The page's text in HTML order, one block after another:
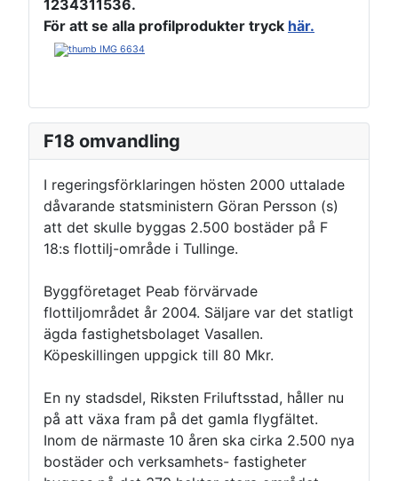
1234311536.
För att se alla profilprodukter tryck här.
F18 omvandling
I regeringsförklaringen hösten 2000 uttalade
dåvarande statsministern Göran Persson (s)
att det skulle byggas 2.500 bostäder på F
18:s flottilj-område i Tullinge.
Byggföretaget Peab förvärvade
flottiljområdet år 2004. Säljare var det statligt
ägda fastighetsbolaget Vasallen.
Köpeskillingen uppgick till 80 Mkr.
En ny stadsdel, Riksten Friluftsstad, håller nu
på att växa fram på det gamla flygfältet.
Inom de närmaste 10 åren ska cirka 2.500 nya
bostäder och verksamhets- fastigheter